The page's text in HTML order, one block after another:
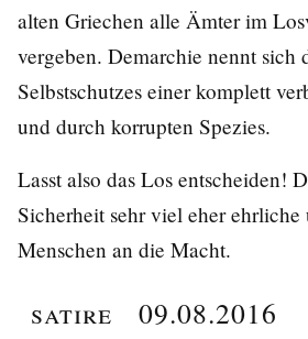
alten Griechen alle Ämter im
vergeben. Demarchie nennt sich
Selbstschutzes einer komplett
und durch korrupten Spezies.
Lasst also das Los entscheiden!
Sicherheit sehr viel eher
Menschen an die Macht.
Satire 09.08.2016